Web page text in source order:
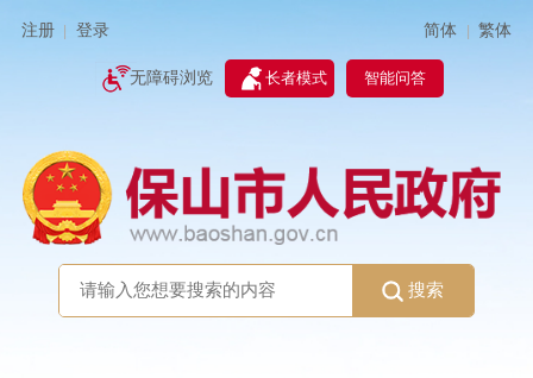
注册 登录 简体 | 繁体
无障碍浏览 长者模式 智能问答
搜索